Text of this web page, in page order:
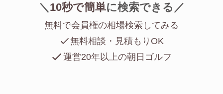
＼ 10秒で簡単に検索できる／
無料で会員権の相場検索してみる
無料相談・見積もりOK
運営20年以上の朝日ゴルフ